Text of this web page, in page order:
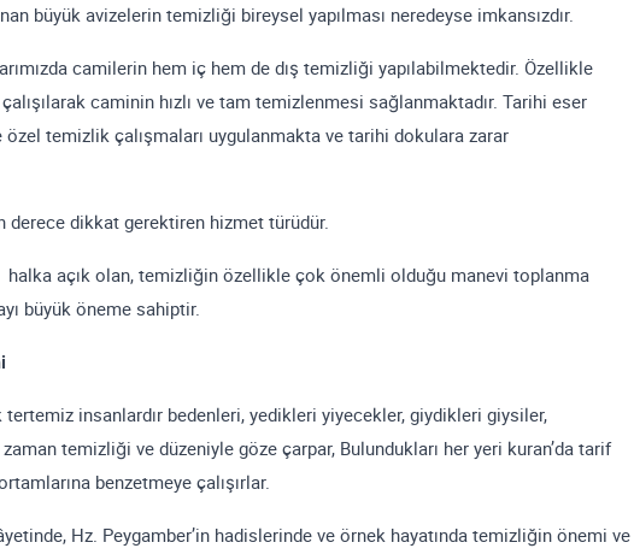
büyük avizelerin temizliği bireysel yapılması neredeyse imkansızdır.
camilerin hem iç hem de dış temizliği yapılabilmektedir. Özellikle
caminin hızlı ve tam temizlenmesi sağlanmaktadır. Tarihi eser
temizlik çalışmaları uygulanmakta ve tarihi dokulara zarar
derece dikkat gerektiren hizmet türüdür.
açık olan, temizliğin özellikle çok önemli olduğu manevi toplanma
büyük öneme sahiptir.
insanlardır bedenleri, yedikleri yiyecekler, giydikleri giysiler,
temizliği ve düzeniyle göze çarpar, Bulundukları her yeri kuran’da tarif
benzetmeye çalışırlar.
Hz. Peygamber’in hadislerinde ve örnek hayatında temizliğin önemi ve